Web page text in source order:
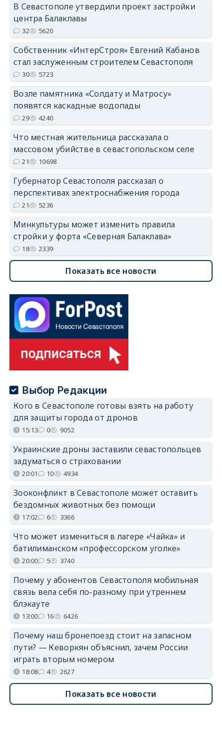
В Севастополе утвердили проект застройки
центра Балаклавы
32 5620
Собственник «ИнтерСтроя» Евгений Кабанов
стал заслуженным строителем Севастополя
30 5723
Возле памятника «Солдату и Матросу»
появятся каскадные водопады
29 4240
Что местная жительница рассказала о
массовом убийстве в севастопольском селе
21 10698
Губернатор Севастополя рассказал о
перспективах электроснабжения города
21 5236
Минкультуры может изменить правила
стройки у форта «Северная Балаклава»
18 2339
Показать все новости
Выбор Редакции
Кого в Севастополе готовы взять на работу
для защиты города от дронов
15:13 0 9052
Украинские дроны заставили севастопольцев
задуматься о страховании
20:01 10 4934
Зооконфликт в Севастополе может оставить
бездомных животных без помощи
17:02 6 3366
Что может измениться в лагере «Чайка» и
батилиманском «профессорском уголке»
20:00 5 3740
Почему у абонентов Севастополя мобильная
связь вела себя по-разному при утреннем
блэкауте
13:00 16 6426
Почему наш бронепоезд стоит на запасном
пути? — Кеворкян объяснил, зачем России
играть вторым номером
18:08 4 2627
Показать все новости